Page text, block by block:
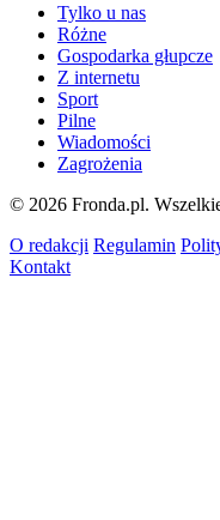
Tylko u nas
Różne
Gospodarka głupcze
Z internetu
Sport
Pilne
Wiadomości
Zagrożenia
© 2026 Fronda.pl.
O redakcji Regulamin
Kontakt